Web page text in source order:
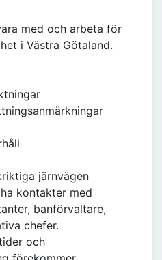
med och arbeta för
i Västra Götaland.
järnvägen
kontakter med
banförvaltare,
chefer.
och